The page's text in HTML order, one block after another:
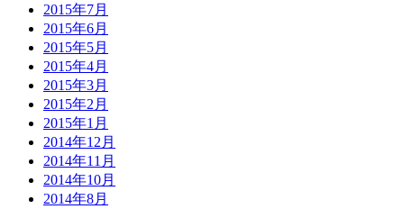
2015年7月
2015年6月
2015年5月
2015年4月
2015年3月
2015年2月
2015年1月
2014年12月
2014年11月
2014年10月
2014年8月